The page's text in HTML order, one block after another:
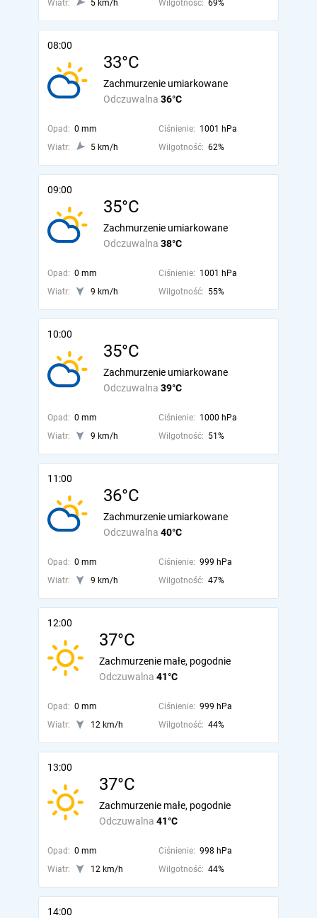
Wiatr: 5 km/h Wilgotność: 69%
08:00
33°C
Odczuwalna 36°C
Zachmurzenie umiarkowane
Opad: 0 mm Ciśnienie: 1001 hPa
Wiatr:
5 km/h Wilgotność: 62%
09:00
35°C
Odczuwalna 38°C
Zachmurzenie umiarkowane
Opad: 0 mm Ciśnienie: 1001 hPa
Wiatr:
9 km/h Wilgotność: 55%
10:00
35°C
Odczuwalna 39°C
Zachmurzenie umiarkowane
Opad: 0 mm Ciśnienie: 1000 hPa
Wiatr:
9 km/h Wilgotność: 51%
11:00
36°C
Odczuwalna 40°C
Zachmurzenie umiarkowane
Opad: 0 mm Ciśnienie: 999 hPa
Wiatr:
9 km/h Wilgotność: 47%
12:00
37°C
Odczuwalna 41°C
Zachmurzenie małe, pogodnie
Opad: 0 mm Ciśnienie: 999 hPa
Wiatr:
12 km/h Wilgotność: 44%
13:00
37°C
Odczuwalna 41°C
Zachmurzenie małe, pogodnie
Opad: 0 mm Ciśnienie: 998 hPa
Wiatr:
12 km/h Wilgotność: 44%
14:00